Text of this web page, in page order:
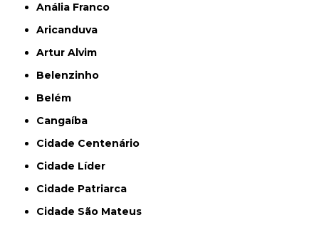
Anália Franco
Aricanduva
Artur Alvim
Belenzinho
Belém
Cangaíba
Cidade Centenário
Cidade Líder
Cidade Patriarca
Cidade São Mateus